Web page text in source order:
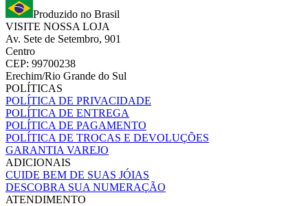
Produzido no Brasil
VISITE NOSSA LOJA
Av. Sete de Setembro, 901
Centro
CEP: 99700238
Erechim/Rio Grande do Sul
POLÍTICAS
POLÍTICA DE PRIVACIDADE
POLÍTICA DE ENTREGA
POLÍTICA DE PAGAMENTO
POLÍTICA DE TROCAS E DEVOLUÇÕES
GARANTIA VAREJO
ADICIONAIS
CUIDE BEM DE SUAS JÓIAS
DESCOBRA SUA NUMERAÇÃO
ATENDIMENTO